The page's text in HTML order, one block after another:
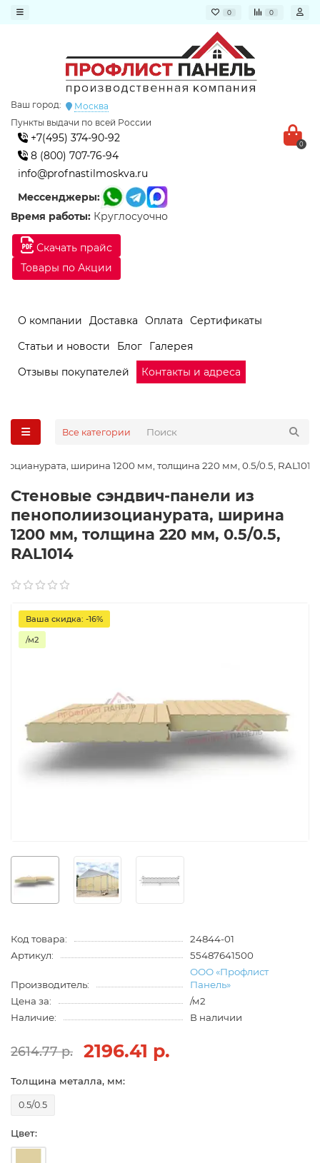
0 0
Скачать прайс
Товары по Акции
Ваш город:
Москва
Пункты выдачи по всей России
+7(495) 374-90-92
8 (800) 707-76-94
info@profnastilmoskva.ru
Мессенджеры:
Время работы: Круглосуочно
0
О компании Доставка Оплата
Сертификаты
Статьи и новости
Блог
Галерея
Отзывы покупателей
Контакты и адреса
Все категории
ширина 1200 мм, толщина 220 мм, 0.5/0.5, RAL1014
Стеновые сэндвич-панели из
пенополиизоцианурата, ширина
1200 мм, толщина 220 мм, 0.5/0.5,
RAL1014
Ваша скидка: -16%
/м2
Код товара:
24844-01
Артикул:
55487641500
Производитель:
ООО «Профлист
Панель»
Цена за:
/м2
Наличие:
В наличии
2614.77 р. 2196.41 р.
Толщина металла, мм:
0.5/0.5
Цвет: